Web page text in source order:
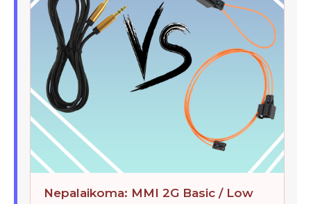
Nepalaikoma: MMI 2G Basic / Low